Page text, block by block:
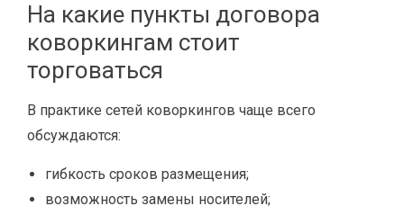
На какие пункты договора
коворкингам стоит
торговаться
В практике сетей коворкингов чаще всего
обсуждаются:
гибкость сроков размещения;
возможность замены носителей;